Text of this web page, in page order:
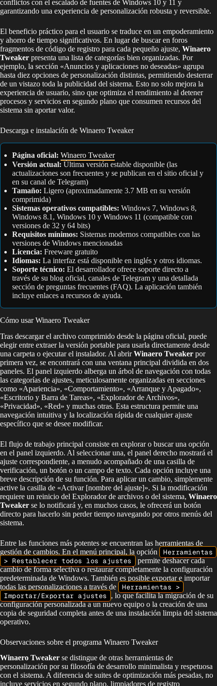
conflictos con el escalado de fuentes de Windows 10 y 11 y
garantizando una experiencia de personalización robusta y reversible.
El beneficio práctico para el usuario se traduce en un empoderamiento
y ahorro de tiempo significativos. En lugar de buscar en foros
fragmentos de código de registro para cada pequeño ajuste, Winaero
Tweaker presenta una lista de categorías bien organizadas. Por
ejemplo, la sección «Anuncios y aplicaciones no deseadas» agrupa
hasta diez opciones de personalización distintas, permitiendo desterrar
de un vistazo toda la publicidad del sistema. Esto no solo mejora la
experiencia de usuario, sino que optimiza el rendimiento al detener
procesos y servicios en segundo plano que consumen recursos del
sistema sin aportar valor.
Descarga e instalación de Winaero Tweaker
Página oficial: Winaero Tweaker
Versión actual: Última versión estable disponible (las
actualizaciones son frecuentes y se publican en el sitio oficial y
en su canal de Telegram)
Tamaño: Ligero (aproximadamente 3.7 MB en su versión
comprimida)
Sistemas operativos compatibles: Windows 7, Windows 8,
Windows 8.1, Windows 10 y Windows 11 (compatible con
versiones de 32 y 64 bits)
Requisitos mínimos: Sistemas modernos compatibles con las
versiones de Windows mencionadas
Licencia: Freeware gratuito
Idiomas: La interfaz está disponible en inglés y otros idiomas.
Soporte técnico: El desarrollador ofrece soporte directo a
través de su blog oficial, canales de Telegram y una detallada
sección de preguntas frecuentes (FAQ). La aplicación también
incluye enlaces a recursos de ayuda.
Cómo usar Winaero Tweaker
Tras descargar el archivo comprimido desde la página oficial, puede
elegir entre extraer la versión portable para usarla directamente desde
una carpeta o ejecutar el instalador. Al abrirWinaero Tweaker por
primera vez, se encontrará con una ventana principal dividida en dos
paneles. El panel izquierdo alberga un árbol de navegación con todas
las categorías de ajustes, meticulosamente organizadas en secciones
como «Apariencia», «Comportamiento», «Arranque y Apagado»,
«Escritorio y Barra de Tareas», «Explorador de Archivos»,
«Privacidad», «Red» y muchas otras. Esta estructura permite una
navegación intuitiva y la localización rápida de cualquier ajuste
específico que se desee modificar.
El flujo de trabajo principal consiste en explorar o buscar una opción
en el panel izquierdo. Al seleccionar una, el panel derecho mostrará el
ajuste correspondiente, a menudo acompañado de una casilla de
verificación, un botón o un campo de texto. Cada opción incluye una
breve descripción de su función. Para aplicar un cambio, simplemente
active la casilla de «Activar [nombre del ajuste]». Si la modificación
requiere un reinicio del Explorador de archivos o del sistema, Winaero
Tweaker se lo notificará y, en muchos casos, le ofrecerá un botón
directo para hacerlo sin perder tiempo navegando por otros menús del
sistema.
Entre las funciones más potentes se encuentran las herramientas de
gestión de cambios. En el menú principal, la opción
Herramientas
> Restablecer todos los ajustes
permite deshacer cada
cambio de forma selectiva o restaurar completamente la configuración
predeterminada de Windows. También es posible exportar e importar
todas las personalizaciones a través de
Herramientas >
Importar/Exportar ajustes
, lo que facilita la migración de su
configuración personalizada a un nuevo equipo o la creación de una
copia de seguridad completa antes de una instalación limpia del sistema
operativo.
Observaciones sobre el programa Winaero Tweaker
Winaero Tweaker se distingue de otras herramientas de
personalización por su filosofía de desarrollo minimalista y respetuosa
con el sistema. A diferencia de suites de optimización más pesadas, no
incluye servicios en segundo plano, limpiadores de registro